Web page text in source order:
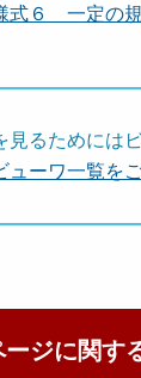
式６ 一定の
見るためには
ューワ一覧を
ージに関す